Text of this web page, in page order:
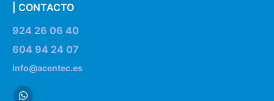
| CONTACTO
924 26 06 40
604 94 24 07
info@acentec.es